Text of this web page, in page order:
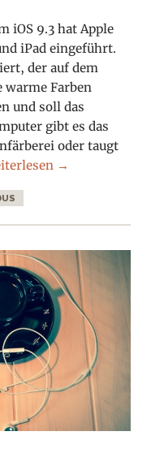
iOS 9.3 hat Apple
iPad eingeführt.
der auf dem
warme Farben
und soll das
gibt es das
oder taugt
kreativ arbeiten
→